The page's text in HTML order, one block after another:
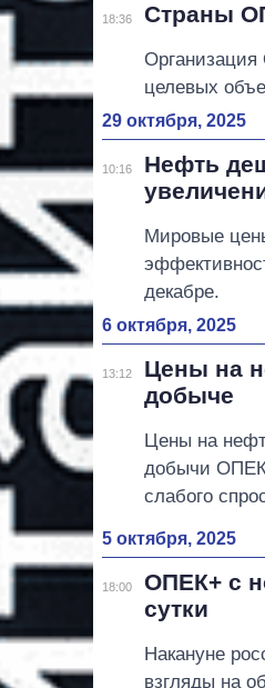
18:36 Страны
целевых
29 октября, 2025
10:16
Нефть
Мировые
декабре.
6 октября, 2025
13:12
Цены на
добыче
Цены на
добычи
слабого
5 октября, 2025
18:00
ОПЕК+ с
сутки
Накануне
взгляды на